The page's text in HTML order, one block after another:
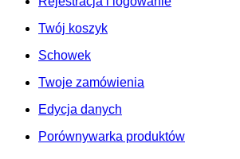
Twój koszyk
Schowek
Twoje zamówienia
Edycja danych
Porównywarka produktów